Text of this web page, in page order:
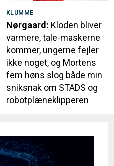
KLUMME
Nørgaard: Kloden bliver
varmere, tale-maskerne
kommer, ungerne fejler
ikke noget, og Mortens
fem høns slog både min
sniksnak om STADS og
robotplæneklipperen